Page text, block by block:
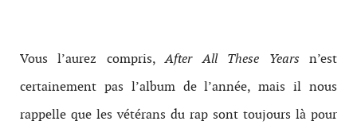
Vous l’aurez compris,After All These Years n’est
certainement pas l’album de l’année, mais il nous
rappelle que les vétérans du rap sont toujours là pour